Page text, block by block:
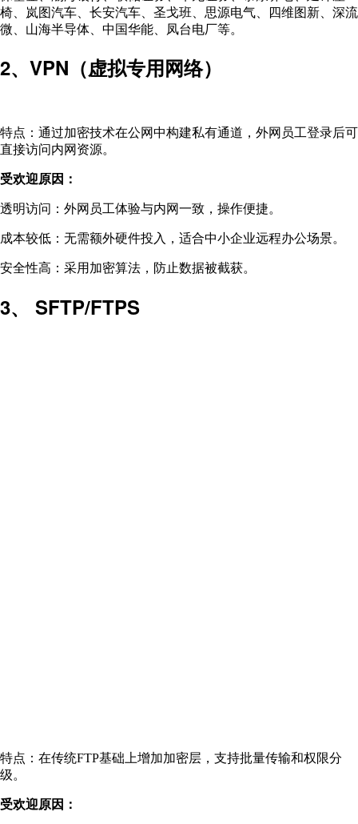
椅、岚图汽车、长安汽车、圣戈班、思源电气、四维图新、深流
微、山海半导体、中国华能、凤台电厂等。
2、VPN（虚拟专用网络）
特点：通过加密技术在公网中构建私有通道，外网员工登录后可
直接访问内网资源。
受欢迎原因：
透明访问：外网员工体验与内网一致，操作便捷。
成本较低：无需额外硬件投入，适合中小企业远程办公场景。
安全性高：采用加密算法，防止数据被截获。
3、 SFTP/FTPS
特点：在传统FTP基础上增加加密层，支持批量传输和权限分
级。
受欢迎原因：